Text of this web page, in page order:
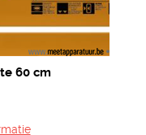
60 cm